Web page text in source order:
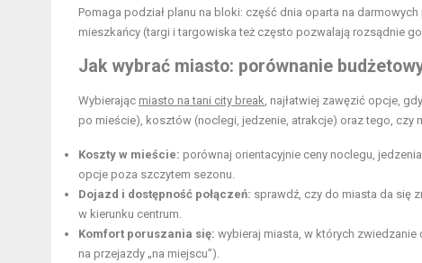
Pomaga podział planu na bloki: część dnia oparta na
mieszkańcy (targi i targowiska też często pozwalają rozsądnie
Jak wybrać miasto: porównanie
Wybierając miasto na tani city break , najłatwiej zawęzić opcje,
po mieście), kosztów (noclegi, jedzenie, atrakcje) oraz tego, czy
Koszty w mieście: porównaj orientacyjnie ceny noclegu,
opcje poza szczytem sezonu.
Dojazd i dostępność połączeń: sprawdź, czy do miasta da się
w kierunku centrum.
Komfort poruszania się: wybieraj miasta, w których
na przejazdy „na miejscu”).